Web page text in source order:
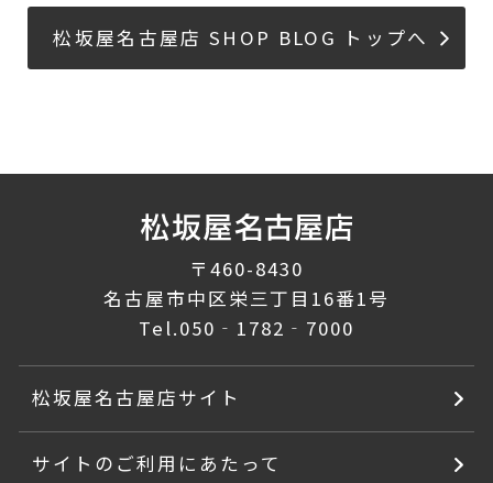
松坂屋名古屋店 SHOP BLOG トップへ
〒460-8430
名古屋市中区栄三丁目16番1号
Tel.050‐1782‐7000
松坂屋名古屋店サイト
サイトのご利用にあたって